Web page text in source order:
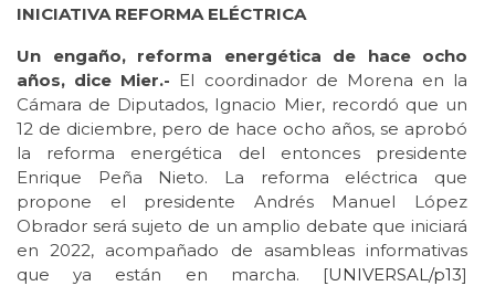
INICIATIVA REFORMA ELÉCTRICA
Un engaño, reforma energética de hace ocho
años, dice Mier.- El coordinador de Morena en la
Cámara de Diputados, Ignacio Mier, recordó que un
12 de diciembre, pero de hace ocho años, se aprobó
la reforma energética del entonces presidente
Enrique Peña Nieto. La reforma eléctrica que
propone el presidente Andrés Manuel López
Obrador será sujeto de un amplio debate que iniciará
en 2022, acompañado de asambleas informativas
que ya están en marcha. [UNIVERSAL/p13]